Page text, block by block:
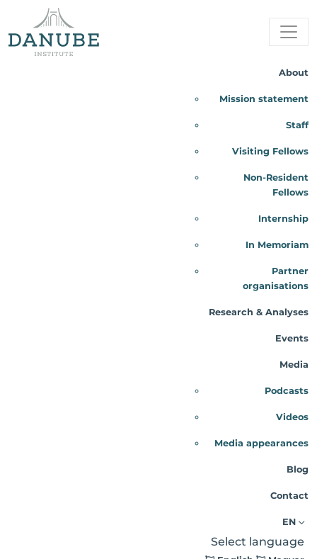
About
Mission statement
Staff
Visiting Fellows
Non-Resident
Fellows
Internship
In Memoriam
Partner
organisations
Research & Analyses
Events
Media
Podcasts
Videos
Media appearances
Blog
Contact
EN
Select language
Bernie Sanders, Gyarmati
keményvonalas baloldali vagy
Atlanticban elemzi, hogy a 2020-ban elnökségért
helyezkedik el a baloldali politikai spektrumon.